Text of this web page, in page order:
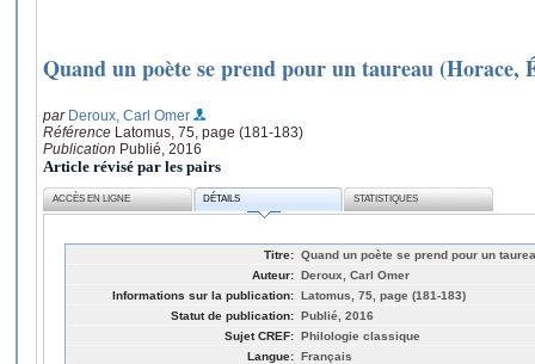
Quand un poète se prend pour un taureau (Horace,
par Deroux, Carl Omer
Référence Latomus, 75, page (181-183)
Publication Publié, 2016
Article révisé par les pairs
ACCÈS EN LIGNE DÉTAILS STATISTIQUES
Titre: Quand un poète se prend pour un
Auteur: Deroux, Carl Omer
Informations sur la publication: Latomus, 75, page (181-183)
Statut de publication: Publié, 2016
Sujet CREF: Philologie classique
Langue: Français